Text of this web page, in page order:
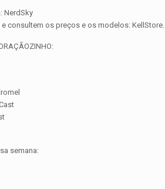
NerdSky
consultem os preços e os modelos: KellStore.
semana: